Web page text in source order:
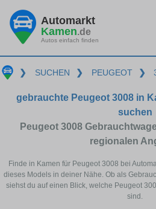
Automarkt
Kamen.de
Autos einfach finden
❯ SUCHEN ❯ PEUGEOT ❯
gebrauchte Peugeot 3008 in
suchen
Peugeot 3008
regionalen
Finde in Kamen für Peugeot 3008 bei
dieses Models in deiner Nähe. Ob als
siehst du auf einen Blick, welche Peugeot
sind.